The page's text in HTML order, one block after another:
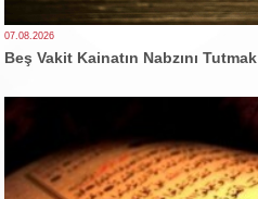
07.08.2026
Beş Vakit Kainatın Nabzını Tutmak